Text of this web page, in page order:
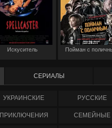
Искуситель Пойман с
СЕРИАЛЫ
УКРАИНCКИЕ РУССКИЕ
ПРИКЛЮЧЕНИЯ СЕМЕЙНЫЕ